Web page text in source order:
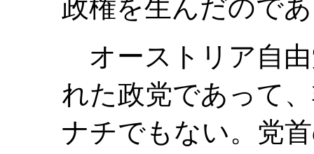
政権を生んだので
オーストリア自
れた政党であって
ナチでもない。党